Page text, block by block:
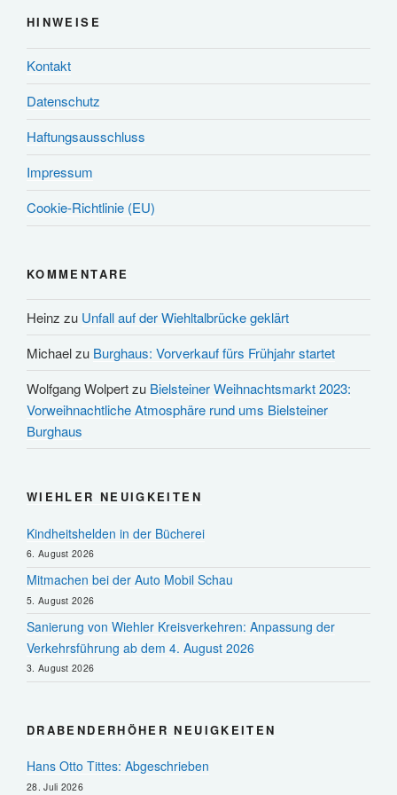
HINWEISE
Kontakt
Datenschutz
Haftungsausschluss
Impressum
Cookie-Richtlinie (EU)
KOMMENTARE
Heinz zu Unfall auf der Wiehltalbrücke geklärt
Michaelzu Burghaus: Vorverkauf fürs Frühjahr startet
Wolfgang Wolpertzu Bielsteiner Weihnachtsmarkt 2023:
Vorweihnachtliche Atmosphäre rund ums Bielsteiner
Burghaus
WIEHLER NEUIGKEITEN
Kindheitshelden in der Bücherei
6. August 2026
Mitmachen bei der Auto Mobil Schau
5. August 2026
Sanierung von Wiehler Kreisverkehren: Anpassung der
Verkehrsführung ab dem 4. August 2026
3. August 2026
DRABENDERHÖHER NEUIGKEITEN
Hans Otto Tittes: Abgeschrieben
28. Juli 2026